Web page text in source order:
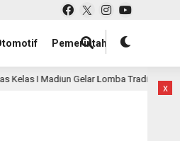
Pemerintah
Tradisional Lanjutan bagi Warga Binaan
x